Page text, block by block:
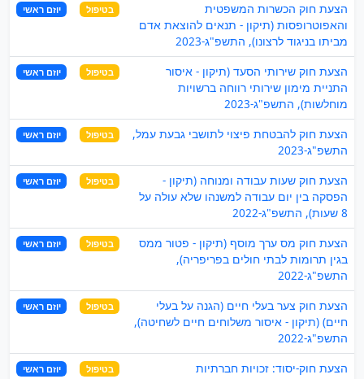
הצעת חוק הכשרות המשפטית
והאפוטרופסות (תיקון - תנאים להוצאת אדם
מביתו בניגוד לרצונו), התשפ"ג-2023
בטיפול יוזם ראשי
הצעת חוק שירותי הסעד (תיקון - איסור
התניית מימון שירותי רווחה ברשויות
מוחלשות), התשפ"ג-2023
בטיפול יוזם ראשי
הצעת חוק להבטחת פיצוי לתושבי גבעת עמל,
התשפ"ג-2023
בטיפול יוזם ראשי
הצעת חוק שעות עבודה ומנוחה (תיקון -
הפסקה בין יום עבודה למשנהו שלא עולה על
8 שעות), התשפ"ג-2022
בטיפול יוזם ראשי
הצעת חוק מס ערך מוסף (תיקון - פטור ממס
בגין תרומות לבתי חולים בפריפריה),
התשפ"ג-2022
בטיפול יוזם ראשי
הצעת חוק צער בעלי חיים (הגנה על בעלי
חיים) (תיקון - איסור משלוחים חיים לשחיטה),
התשפ"ג-2022
בטיפול יוזם ראשי
הצעת חוק-יסוד: זכויות חברתיות בטיפול יוזם ראשי